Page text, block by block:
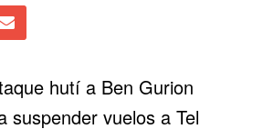
hutí a Ben Gurion
suspender vuelos a Tel